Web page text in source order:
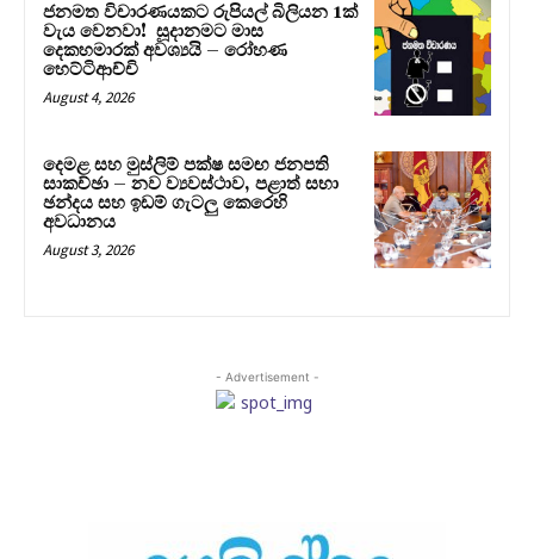
ජනමත විචාරණයකට රුපියල් බිලියන 1ක්
වැය වෙනවා! සූදානමට මාස
දෙකහමාරක් අවශ්‍යයි – රෝහණ
හෙට්ටිආච්චි
August 4, 2026
දෙමළ සහ මුස්ලිම් පක්ෂ සමඟ ජනපති
සාකච්ඡා – නව ව්‍යවස්ථාව, පළාත් සභා
ඡන්දය සහ ඉඩම් ගැටලු කෙරෙහි
අවධානය
August 3, 2026
- Advertisement -